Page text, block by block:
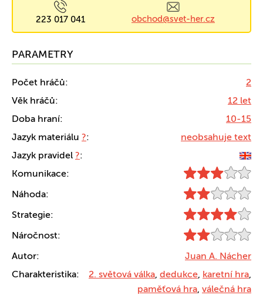
223 017 041 obchod@svet-her.cz
PARAMETRY
Počet hráčů:
2
Věk hráčů:
12 let
Doba hraní:
10-15
Jazyk materiálu ?:
neobsahuje text
Jazyk pravidel ?:
Komunikace:
Náhoda:
Strategie:
Náročnost:
Autor:
Juan A. Nácher
Charakteristika:
2. světová válka, dedukce, karetní hra,
paměťová hra, válečná hra